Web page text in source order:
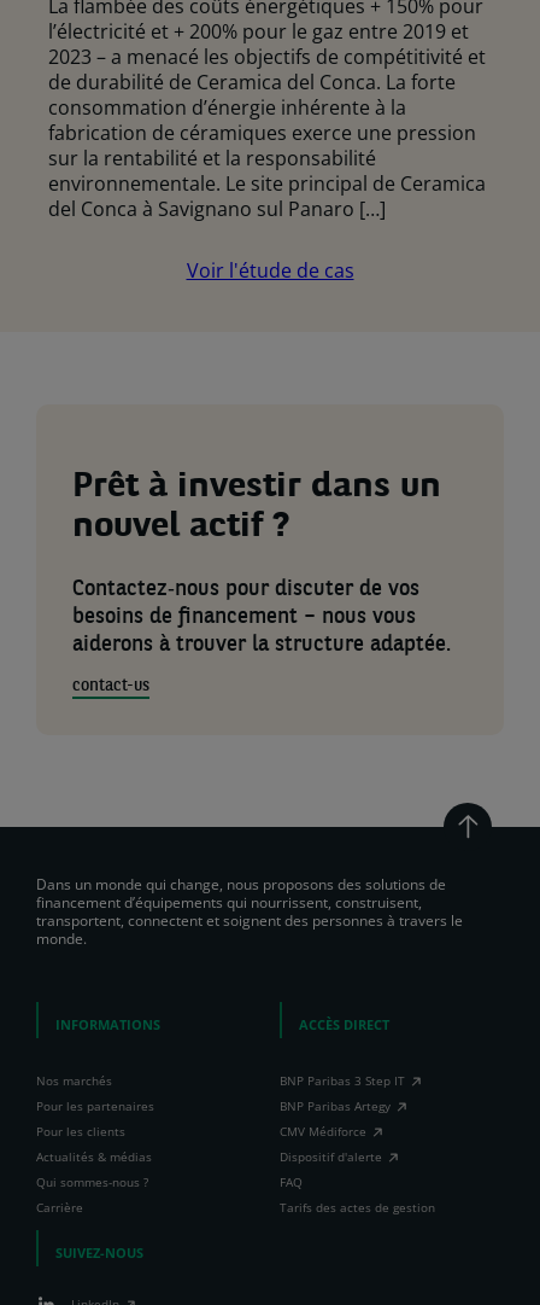
​La flambée des coûts énergétiques + 150% pour
l’électricité et + 200% pour le gaz entre 2019 et
2023 – a menacé les objectifs de compétitivité et
de durabilité de Ceramica del Conca. La forte
consommation d’énergie inhérente à la
fabrication de céramiques exerce une pression
sur la rentabilité et la responsabilité
environnementale. ​Le site principal de Ceramica
del Conca à Savignano sul Panaro […]
Voir l'étude de cas
Prêt à investir dans un
nouvel actif ?
Contactez‑nous pour discuter de vos
besoins de financement – nous vous
aiderons à trouver la structure adaptée.
contact-us
Dans un monde qui change, nous proposons des solutions de
financement d’équipements qui nourrissent, construisent,
transportent, connectent et soignent des personnes à travers le
monde.
INFORMATIONS
Nos marchés
Pour les partenaires
Pour les clients
Actualités & médias
Qui sommes-nous ?
Carrière
ACCÈS DIRECT
BNP Paribas 3 Step IT
BNP Paribas Artegy
CMV Médiforce
Dispositif d'alerte
FAQ
Tarifs des actes de gestion
SUIVEZ-NOUS